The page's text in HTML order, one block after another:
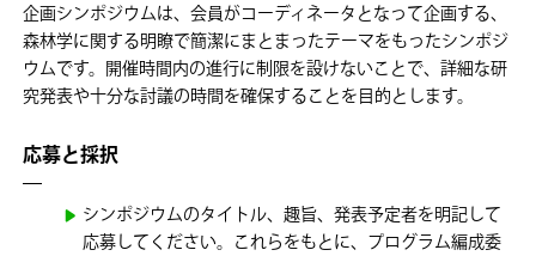
企画シンポジウムは、会員がコーディネータとなって企画する、
森林学に関する明瞭で簡潔にまとまったテーマをもったシンポジ
ウムです。開催時間内の進行に制限を設けないことで、詳細な研
究発表や十分な討議の時間を確保することを目的とします。
応募と採択
シンポジウムのタイトル、趣旨、発表予定者を明記して
応募してください。これらをもとに、プログラム編成委